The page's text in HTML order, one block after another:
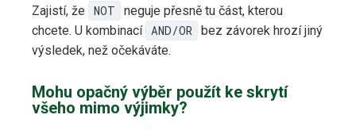
Zajistí, že NOT
neguje přesně tu část, kterou
chcete. U kombinací AND/OR
bez závorek hrozí jiný
výsledek, než očekáváte.
Mohu opačný výběr použít ke skrytí
všeho mimo výjimky?